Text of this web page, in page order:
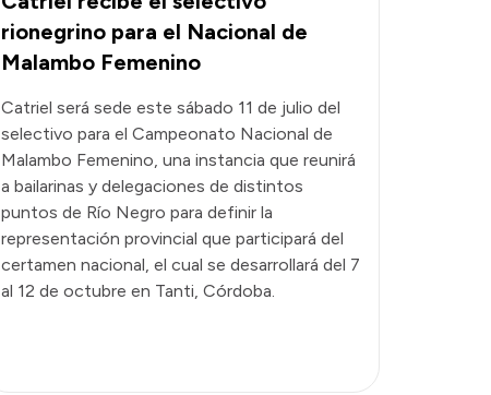
rionegrino para el Nacional de
Malambo Femenino
Catriel será sede este sábado 11 de julio del
selectivo para el Campeonato Nacional de
Malambo Femenino, una instancia que reunirá
a bailarinas y delegaciones de distintos
puntos de Río Negro para definir la
representación provincial que participará del
certamen nacional, el cual se desarrollará del 7
al 12 de octubre en Tanti, Córdoba.